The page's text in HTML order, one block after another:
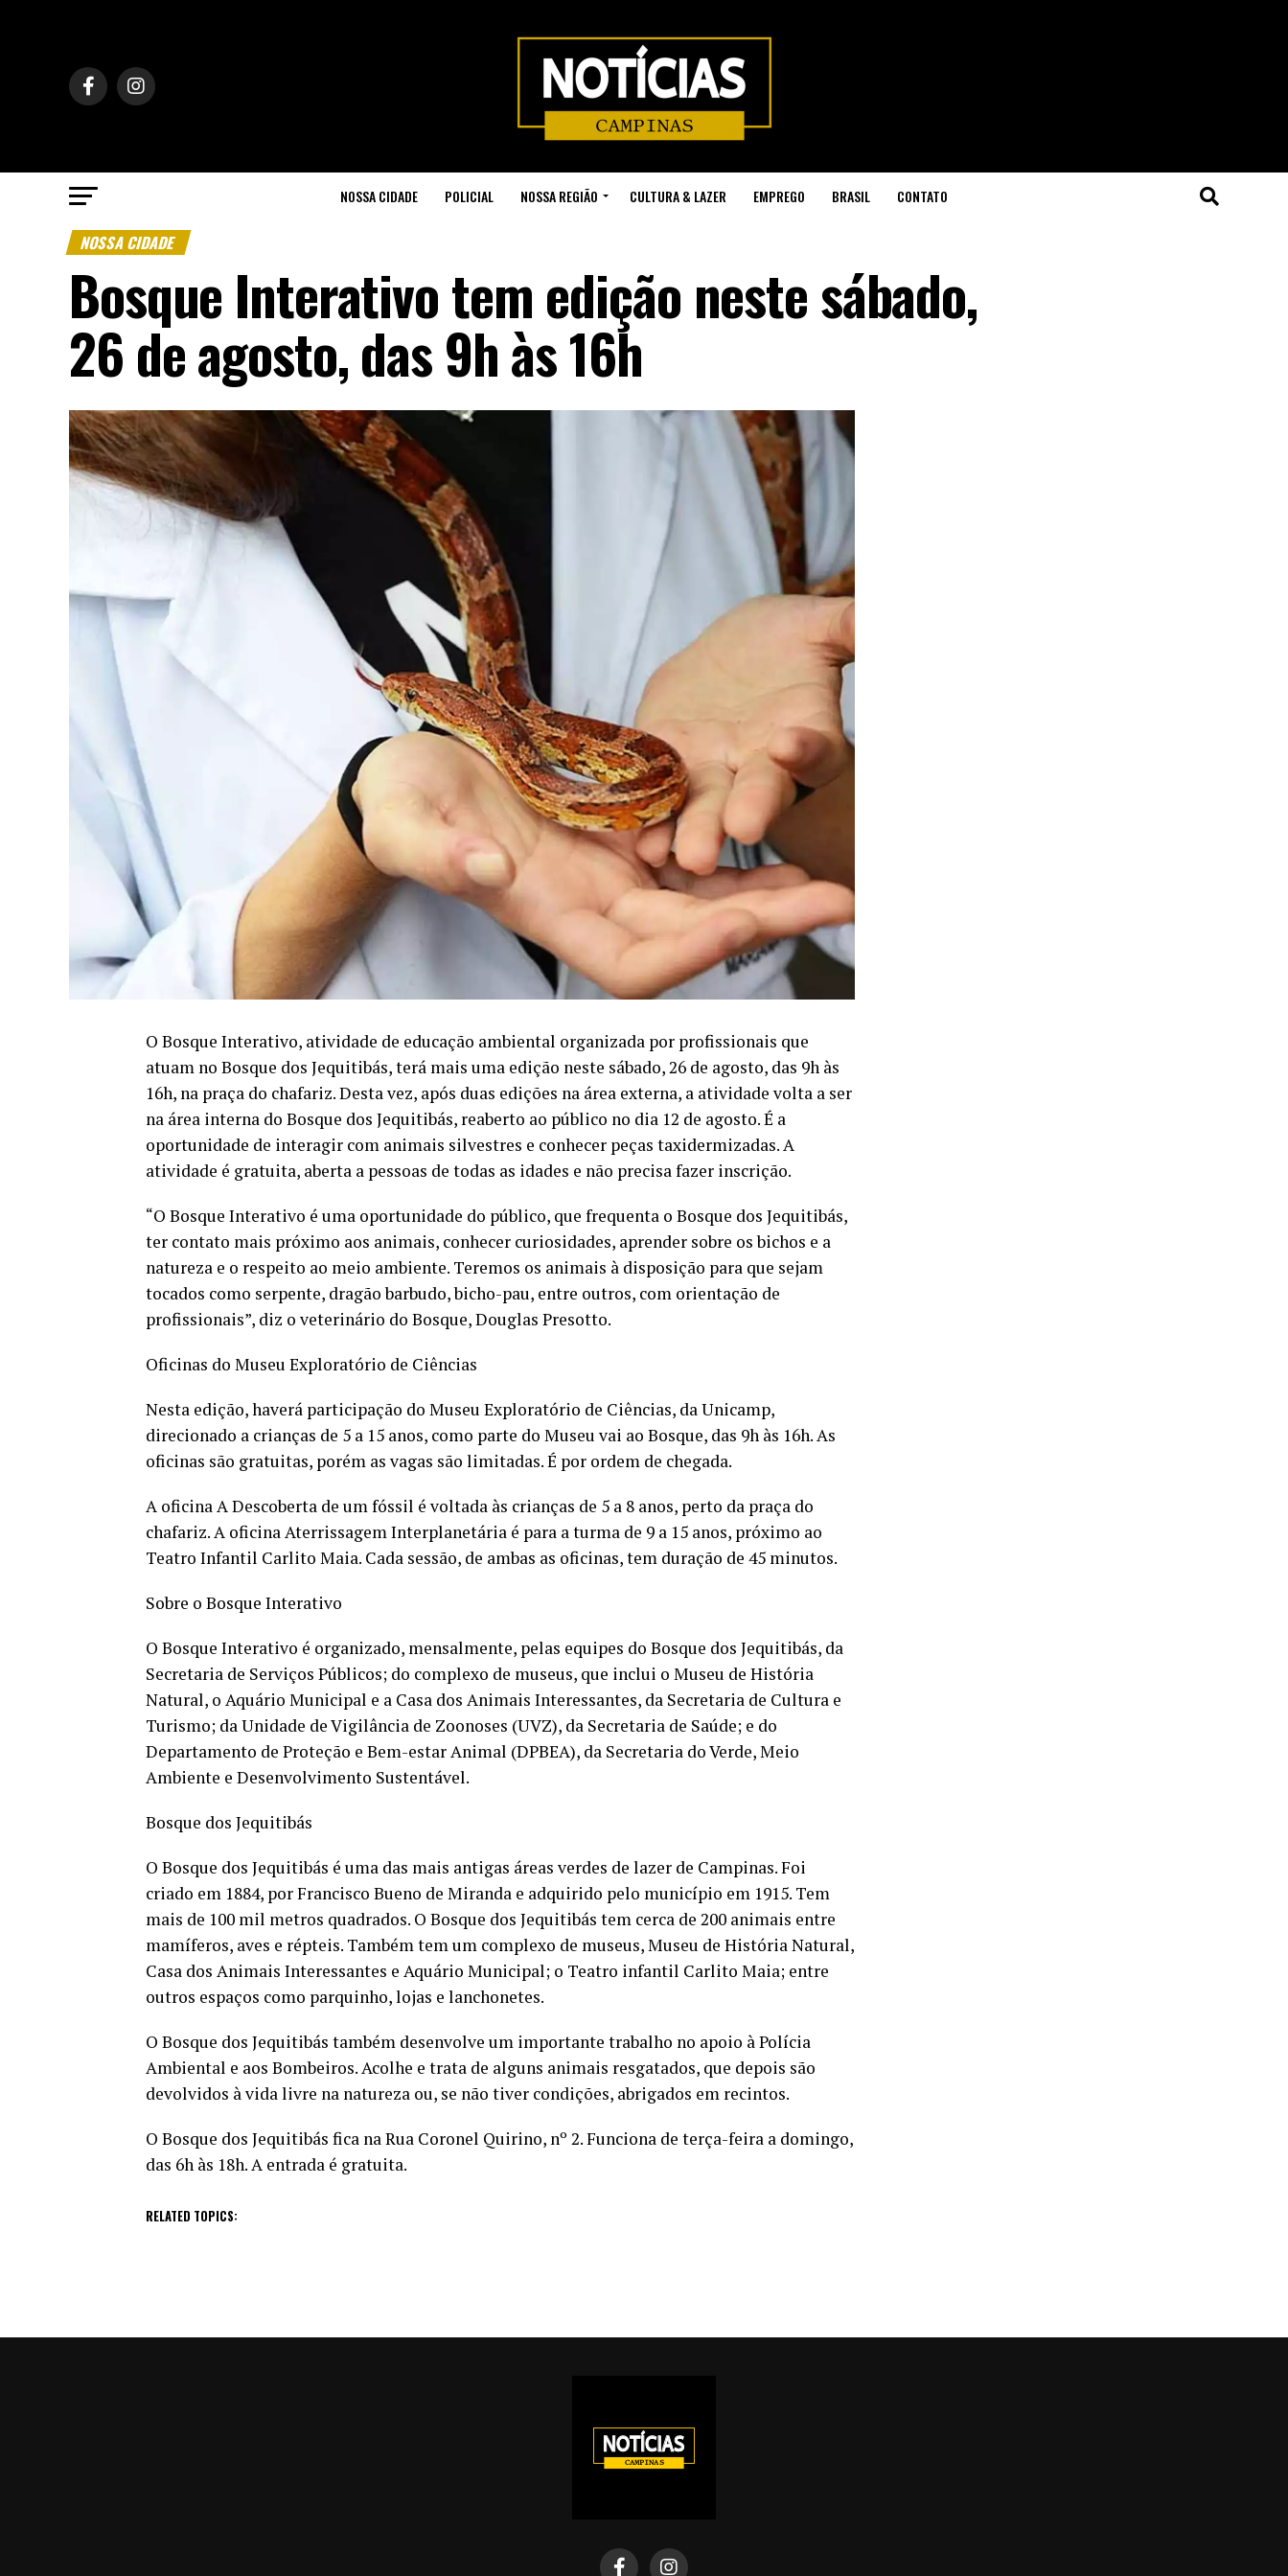
NOSSA CIDADE POLICIAL NOSSA REGIÃO CULTURA & LAZER EMPREGO BRASIL CONTATO
NOSSA CIDADE
Bosque Interativo tem edição neste sábado,
26 de agosto, das 9h às 16h
O Bosque Interativo, atividade de educação ambiental organizada por profissionais que
atuam no Bosque dos Jequitibás, terá mais uma edição neste sábado, 26 de agosto, das 9h às
16h, na praça do chafariz. Desta vez, após duas edições na área externa, a atividade volta a ser
na área interna do Bosque dos Jequitibás, reaberto ao público no dia 12 de agosto. É a
oportunidade de interagir com animais silvestres e conhecer peças taxidermizadas. A
atividade é gratuita, aberta a pessoas de todas as idades e não precisa fazer inscrição.
“O Bosque Interativo é uma oportunidade do público, que frequenta o Bosque dos Jequitibás,
ter contato mais próximo aos animais, conhecer curiosidades, aprender sobre os bichos e a
natureza e o respeito ao meio ambiente. Teremos os animais à disposição para que sejam
tocados como serpente, dragão barbudo, bicho-pau, entre outros, com orientação de
profissionais”, diz o veterinário do Bosque, Douglas Presotto.
Oficinas do Museu Exploratório de Ciências
Nesta edição, haverá participação do Museu Exploratório de Ciências, da Unicamp,
direcionado a crianças de 5 a 15 anos, como parte do Museu vai ao Bosque, das 9h às 16h. As
oficinas são gratuitas, porém as vagas são limitadas. É por ordem de chegada.
A oficina A Descoberta de um fóssil é voltada às crianças de 5 a 8 anos, perto da praça do
chafariz. A oficina Aterrissagem Interplanetária é para a turma de 9 a 15 anos, próximo ao
Teatro Infantil Carlito Maia. Cada sessão, de ambas as oficinas, tem duração de 45 minutos.
Sobre o Bosque Interativo
O Bosque Interativo é organizado, mensalmente, pelas equipes do Bosque dos Jequitibás, da
Secretaria de Serviços Públicos; do complexo de museus, que inclui o Museu de História
Natural, o Aquário Municipal e a Casa dos Animais Interessantes, da Secretaria de Cultura e
Turismo; da Unidade de Vigilância de Zoonoses (UVZ), da Secretaria de Saúde; e do
Departamento de Proteção e Bem-estar Animal (DPBEA), da Secretaria do Verde, Meio
Ambiente e Desenvolvimento Sustentável.
Bosque dos Jequitibás
O Bosque dos Jequitibás é uma das mais antigas áreas verdes de lazer de Campinas. Foi
criado em 1884, por Francisco Bueno de Miranda e adquirido pelo município em 1915. Tem
mais de 100 mil metros quadrados. O Bosque dos Jequitibás tem cerca de 200 animais entre
mamíferos, aves e répteis. Também tem um complexo de museus, Museu de História Natural,
Casa dos Animais Interessantes e Aquário Municipal; o Teatro infantil Carlito Maia; entre
outros espaços como parquinho, lojas e lanchonetes.
O Bosque dos Jequitibás também desenvolve um importante trabalho no apoio à Polícia
Ambiental e aos Bombeiros. Acolhe e trata de alguns animais resgatados, que depois são
devolvidos à vida livre na natureza ou, se não tiver condições, abrigados em recintos.
O Bosque dos Jequitibás fica na Rua Coronel Quirino, nº 2. Funciona de terça-feira a domingo,
das 6h às 18h. A entrada é gratuita.
RELATED TOPICS: